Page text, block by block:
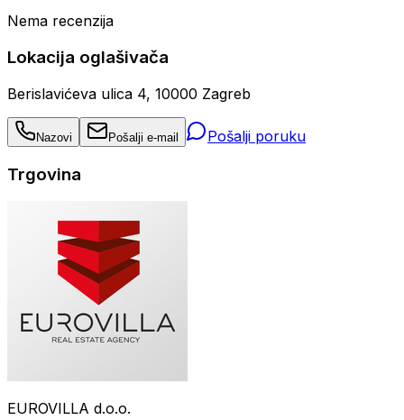
Nema recenzija
Lokacija oglašivača
Berislavićeva ulica 4, 10000 Zagreb
Nazovi Pošalji e-mail Pošalji poruku
Trgovina
EUROVILLA d.o.o.